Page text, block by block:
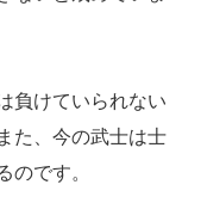
負けていられない
た、今の武士は士
のです。